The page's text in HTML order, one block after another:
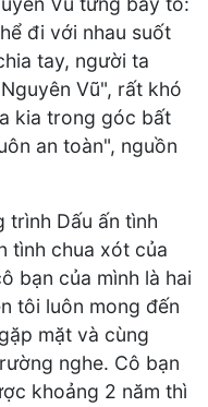
đi với nhau suốt
tay, người ta
Vũ", rất khó
kia trong góc bất
an toàn", nguồn
trình Dấu ấn tình
tình chua xót của
bạn của mình là hai
tôi luôn mong đến
mặt và cùng
nghe. Cô bạn
khoảng 2 năm thì